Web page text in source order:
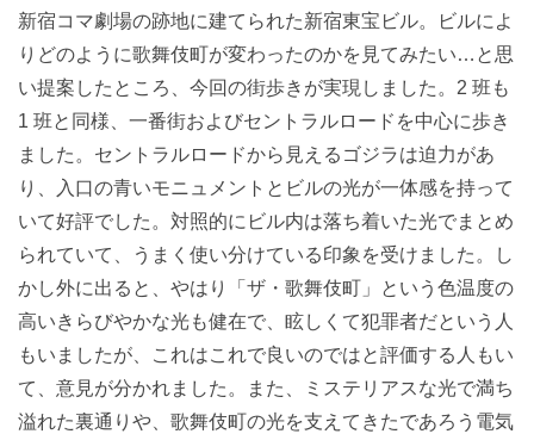
新宿コマ劇場の跡地に建てられた新宿東宝ビル。ビルによ
りどのように歌舞伎町が変わったのかを見てみたい…と思
い提案したところ、今回の街歩きが実現しました。2 班も
1 班と同様、一番街およびセントラルロードを中心に歩き
ました。セントラルロードから見えるゴジラは迫力があ
り、入口の青いモニュメントとビルの光が一体感を持って
いて好評でした。対照的にビル内は落ち着いた光でまとめ
られていて、うまく使い分けている印象を受けました。し
かし外に出ると、やはり「ザ・歌舞伎町」という色温度の
高いきらびやかな光も健在で、眩しくて犯罪者だという人
もいましたが、これはこれで良いのではと評価する人もい
て、意見が分かれました。また、ミステリアスな光で満ち
溢れた裏通りや、歌舞伎町の光を支えてきたであろう電気